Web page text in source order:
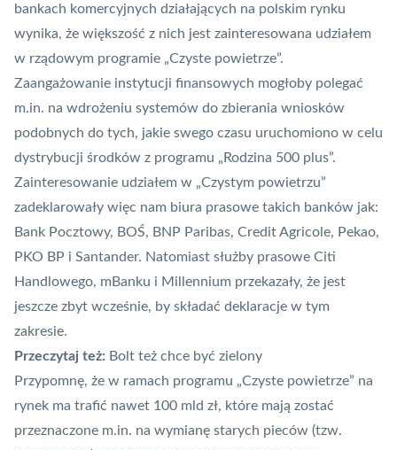
bankach komercyjnych działających na polskim rynku
wynika, że większość z nich jest zainteresowana udziałem
w rządowym programie „Czyste powietrze”.
Zaangażowanie instytucji finansowych mogłoby polegać
m.in. na wdrożeniu systemów do zbierania wniosków
podobnych do tych, jakie swego czasu uruchomiono w celu
dystrybucji środków z programu „Rodzina 500 plus”.
Zainteresowanie udziałem w „Czystym powietrzu”
zadeklarowały więc nam biura prasowe takich banków jak:
Bank Pocztowy, BOŚ, BNP Paribas, Credit Agricole, Pekao,
PKO BP i Santander. Natomiast służby prasowe Citi
Handlowego, mBanku i Millennium przekazały, że jest
jeszcze zbyt wcześnie, by składać deklaracje w tym
zakresie.
Przeczytaj też: Bolt też chce być zielony
Przypomnę, że w ramach programu „Czyste powietrze” na
rynek ma trafić nawet 100 mld zł, które mają zostać
przeznaczone m.in. na wymianę starych pieców (tzw.